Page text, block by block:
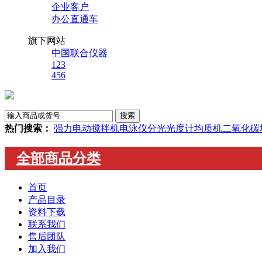
企业客户
办公直通车
旗下网站
中国联合仪器
123
456
热门搜索： 强力电动搅拌机电泳仪分光光度计均质机二氧化
全部商品分类
首页
产品目录
资料下载
联系我们
售后团队
加入我们